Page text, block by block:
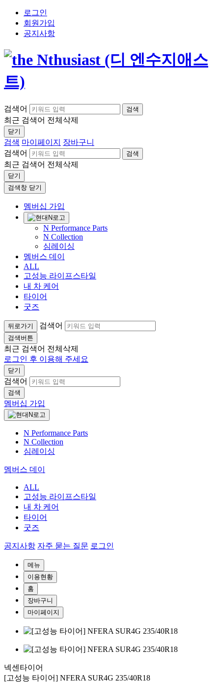
로그인
회원가입
공지사항
검색어 검색
최근 검색어 전체삭제
닫기
검색 마이페이지
장바구니
검색어
검색
최근 검색어 전체삭제
닫기
검색창 닫기
멤버십 가입
N Performance Parts
N Collection
심레이싱
멤버스 데이
ALL
고성능 라이프스타일
내 차 케어
타이어
굿즈
뒤로가기 검색어
검색버튼
최근 검색어 전체삭제
로그인 후 이용해 주세요
닫기
검색어
검색
멤버십 가입
N Performance Parts
N Collection
심레이싱
멤버스 데이
ALL
고성능 라이프스타일
내 차 케어
타이어
굿즈
공지사항 자주 묻는 질문 로그인
메뉴
이용현황
홈
장바구니
마이페이지
넥센타이어
[고성능 타이어] NFERA SUR4G 235/40R18